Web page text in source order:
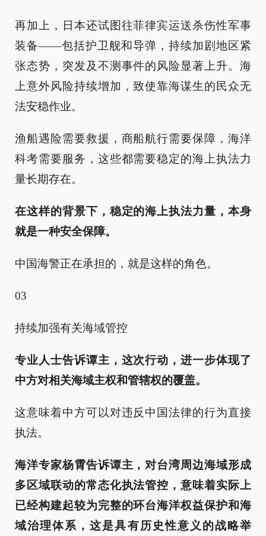
再加上，日本还试图往菲律宾运送杀伤性军事
装备——包括护卫舰和导弹，持续加剧地区紧
张态势，突发及不测事件的风险显著上升。海
上意外风险持续增加，致使靠海谋生的民众无
法安稳作业。
渔船遇险需要救援，商船航行需要保障，海洋
科考需要服务，这些都需要稳定的海上执法力
量长期存在。
在这样的背景下，稳定的海上执法力量，本身
就是一种安全保障。
中国海警正在承担的，就是这样的角色。
03
持续加强有关海域管控
专业人士告诉谭主，这次行动，进一步体现了
中方对相关海域主权和管辖权的覆盖。
这意味着中方可以对违反中国法律的行为直接
执法。
海洋专家杨霄告诉谭主，对台湾周边海域形成
多区域联动的常态化执法管控，意味着实际上
已经构建起较为完整的环台海洋权益保护和海
域治理体系，这是具有历史性意义的战略举